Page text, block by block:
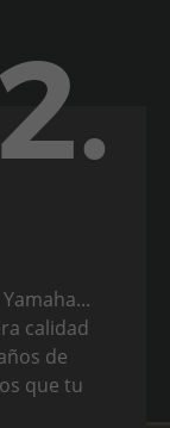
calidad
de
que tu